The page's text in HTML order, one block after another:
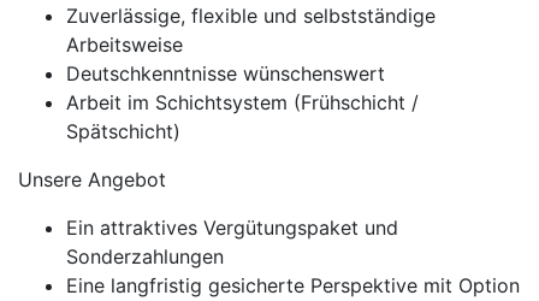
Zuverlässige, flexible und selbstständige
Arbeitsweise
Deutschkenntnisse wünschenswert
Arbeit im Schichtsystem (Frühschicht /
Spätschicht)
Unsere Angebot
Ein attraktives Vergütungspaket und
Sonderzahlungen
Eine langfristig gesicherte Perspektive mit Option